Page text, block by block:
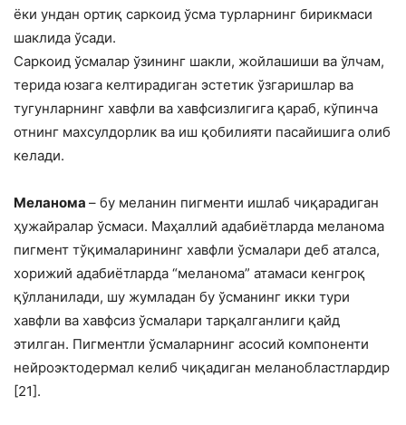
ёки ундан ортиқ саркоид ўсма турларнинг бирикмаси
шаклида ўсади.
Саркоид ўсмалар ўзининг шакли, жойлашиши ва ўлчам,
терида юзага келтирадиган эстетик ўзгаришлар ва
тугунларнинг хавфли ва хавфсизлигига қараб, кўпинча
отнинг махсулдорлик ва иш қобилияти пасайишига олиб
келади.
Меланома – бу меланин пигменти ишлаб чиқарадиган
ҳужайралар ўсмаси. Маҳаллий адабиётларда меланома
пигмент тўқималарининг хавфли ўсмалари деб аталса,
хорижий адабиётларда “меланома” атамаси кенгроқ
қўлланилади, шу жумладан бу ўсманинг икки тури
хавфли ва хавфсиз ўсмалари тарқалганлиги қайд
этилган. Пигментли ўсмаларнинг асосий компоненти
нейроэктодермал келиб чиқадиган меланобластлардир
[21].